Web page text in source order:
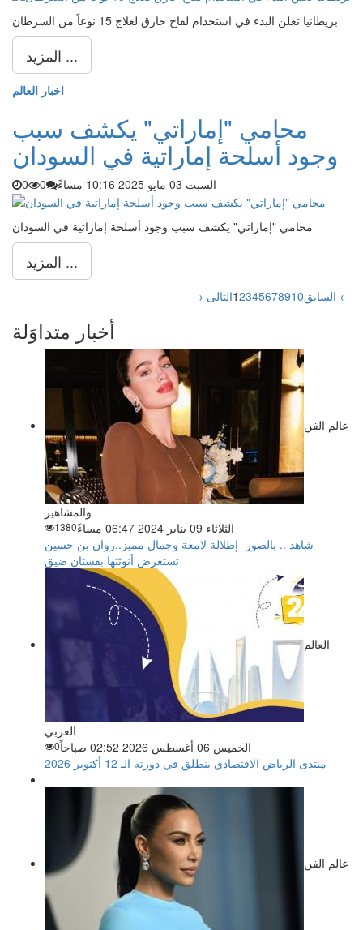
بريطانيا تعلن البدء في استخدام لقاح خارق لعلاج 15 نوعاً من السرطان
المزيد ...
اخبار العالم
محامي "إماراتي" يكشف سبب
وجود أسلحة إماراتية في السودان
السبت 03 مايو 2025 10:16 مساءً 0
0
محامي "إماراتي" يكشف سبب وجود أسلحة إماراتية في السودان
المزيد ...
→ السابق 12345678910 التالى ←
أخبار متداوَلة
عالم الفن
والمشاهير
الثلاثاء 09 يناير 2024 06:47 مساءً
1380
شاهد .. بالصور- إطلالة لامعة وجمال مميز..روان بن حسين
تستعرض أنوثتها بفستان ضيق
العالم
العربي
الخميس 06 أغسطس 2026 02:52 صباحاً
0
منتدى الرياض الاقتصادي ينطلق في دورته الـ 12 أكتوبر 2026
عالم الفن